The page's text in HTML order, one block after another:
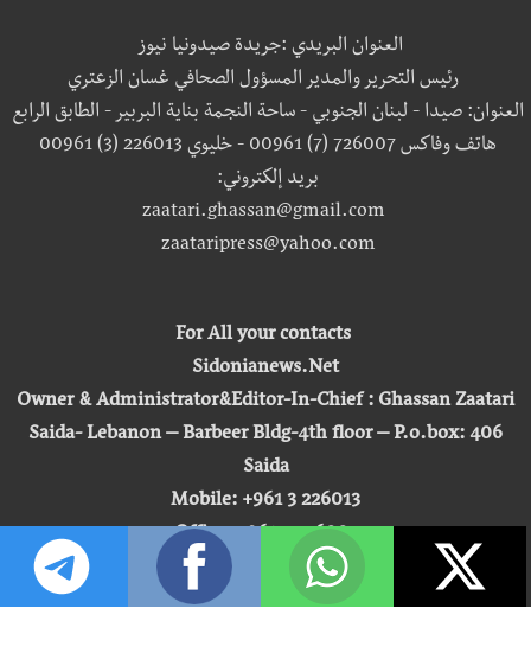
العنوان البريدي :جريدة صيدونيا نيوز
رئيس التحرير والمدير المسؤول الصحافي غسان الزعتري
العنوان: صيدا - لبنان الجنوبي - ساحة النجمة بناية البربير - الطابق الرابع
هاتف وفاكس 726007 (7) 00961 - خليوي 226013 (3) 00961
بريد إلكتروني:
zaatari.ghassan@gmail.com
zaataripress@yahoo.com
For All your contacts
Sidonianews.Net
Owner & Administrator&Editor-In-Chief : Ghassan Zaatari
Saida- Lebanon – Barbeer Bldg-4th floor – P.o.box: 406
Saida
Mobile: +961 3 226013
Office: +961 7 726007
zaatari.ghassan@gmail.com